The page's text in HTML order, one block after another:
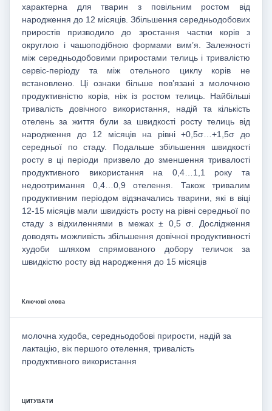
характерна для тварин з повільним ростом від
народження до 12 місяців. Збільшення середньодобових
приростів призводило до зростання частки корів з
округлою і чашоподібною формами вим’я. Залежності
між середньодобовими приростами телиць і тривалістю
сервіс-періоду та між отельного циклу корів не
встановлено. Ці ознаки більше пов’язані з молочною
продуктивністю корів, ніж із ростом телиць. Найбільші
тривалість довічного використання, надій та кількість
отелень за життя були за швидкості росту телиць від
народження до 12 місяців на рівні +0,5σ…+1,5σ до
середньої по стаду. Подальше збільшення швидкості
росту в ці періоди призвело до зменшення тривалості
продуктивного використання на 0,4…1,1 року та
недоотримання 0,4…0,9 отелення. Також тривалим
продуктивним періодом відзначались тварини, які в віці
12-15 місяців мали швидкість росту на рівні середньої по
стаду з відхиленнями в межах ± 0,5 σ. Дослідження
доводять можливість збільшення довічної продуктивності
худоби шляхом спрямованого добору теличок за
швидкістю росту від народження до 15 місяців
Ключові слова
молочна худоба, середньодобові прирости, надій за
лактацію, вік першого отелення, тривалість
продуктивного використання
ЦИТУВАТИ